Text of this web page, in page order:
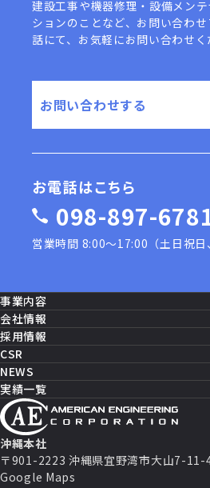
建設工事や機器修理・設備メン
ションのことなど、 お問い合わ
話にて、お気軽にお問い合わせく
お問い合わせする
お電話はこちら
098-897-
営業時間 8:00〜17:00（土日祝日
沖縄本社
〒901-2223 沖縄県宜野湾市大山7-11-
Google Maps
事業内容
事業内容一覧
建設工事［米軍基地］
建設工事［公共事業］
機器修理・設備メンテナンス
ITソリューション
消防設備・制御
セールス・マーケティング
セキュリティシステム
パートナー契約
会社情報
ミッション・ビジョン
ごあいさつ
会社概要
沿革
アクセスマップ
グループ企業一覧
採用情報
採用情報トップ
仕事を知る
先輩社員の声
働く環境
福利厚生
数字で見るAEC
キャリアパス
よくある質問
募集要項
CSR
NEWS
実績一覧